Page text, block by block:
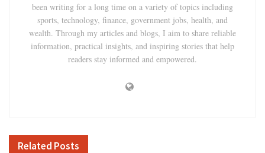
been writing for a long time on a variety of topics including
sports, technology, finance, government jobs, health, and
wealth. Through my articles and blogs, I aim to share reliable
information, practical insights, and inspiring stories that help
readers stay informed and empowered.
Related Posts